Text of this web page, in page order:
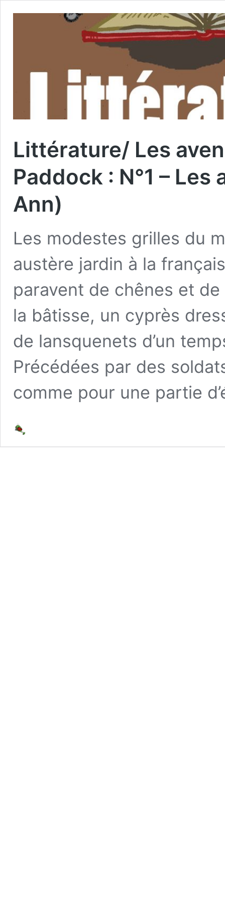
Littérature/ Les
Paddock : N°1 –
Ann)
Les modestes grilles du
austère jardin à la
paravent de chênes et
la bâtisse, un cyprès
de lansquenets d’un
Précédées par des
comme pour une partie